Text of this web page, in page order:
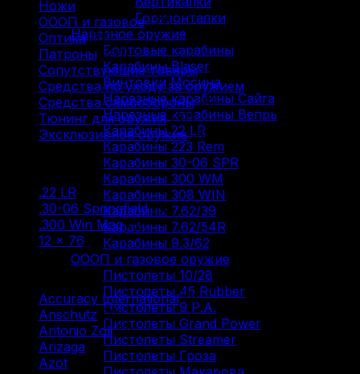
Горизонталки
Нарезное оружие
Болтовые карабины
Карабины Blaser
Винтовки Мосина
Нарезные карабины Сайга
Нарезные карабины Вепрь
Карабины 22 LR
Карабины 223 Rem
Карабины 30-06 SPR
Карабины 300 WM
Карабины 308 WIN
Карабины 7.62/39
Карабины 7.62/54R
Карабины 9.3/62
ОООП и газовое оружие
Пистолеты 10/28
Пистолеты 45 Rubber
Пистолеты 9 Р.А.
Пистолеты Grand Power
Пистолеты Streamer
Пистолеты Гроза
Ножи
ОООП и газовое (71)
Оптика (12)
Патроны (211)
Сопутствующие товары (13)
Средства по уходу за оружием
Средства самообороны (6)
Тюнинг для оружия (37)
Эксклюзивное оружие (6)
.22 LR
.30-06 Springfield (3)
.300 Win Mag (3)
12 × 76
(2)
Фильтр по
Accuracy International (1)
Anschutz (3)
Antonio Zoli (3)
Arizaga
(1)
Azot